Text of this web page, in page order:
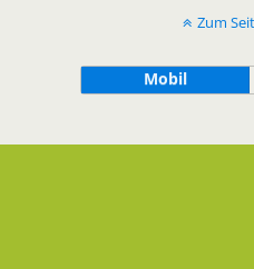
Zum
Mobil